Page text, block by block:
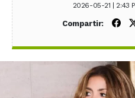
2026-05-21 | 2:43
Compartir: